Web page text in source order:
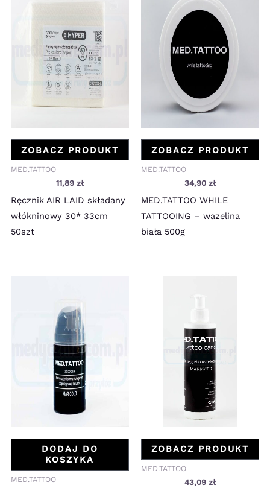
ZOBACZ PRODUKT
MED.TATTOO
11,89 zł
Ręcznik AIR LAID składany
włókninowy 30* 33cm
50szt
ZOBACZ PRODUKT
MED.TATTOO
34,90zł
MED.TATTOO WHILE
TATTOOING – wazelina
biała 500g
DODAJ DO
KOSZYKA
MED.TATTOO
ZOBACZ PRODUKT
MED.TATTOO
43,09zł